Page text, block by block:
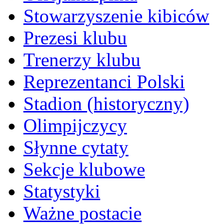
Stowarzyszenie kibiców
Prezesi klubu
Trenerzy klubu
Reprezentanci Polski
Stadion (historyczny)
Olimpijczycy
Słynne cytaty
Sekcje klubowe
Statystyki
Ważne postacie